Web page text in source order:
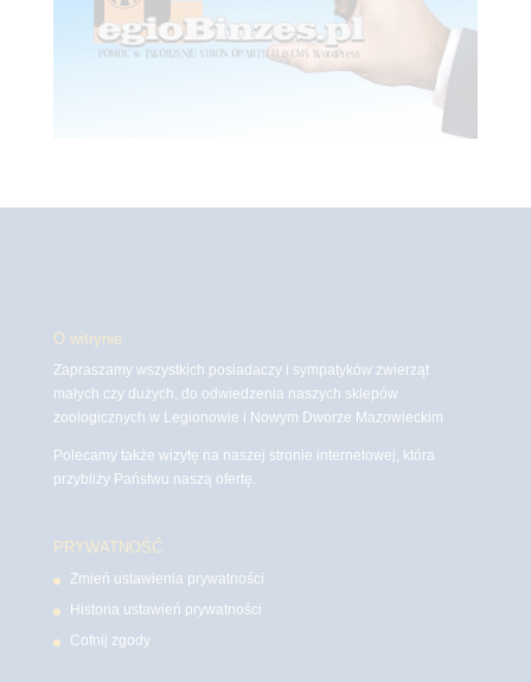
O witrynie
Zapraszamy wszystkich posiadaczy i sympatyków zwierząt
małych czy dużych, do odwiedzenia naszych sklepów
zoologicznych w Legionowie i Nowym Dworze Mazowieckim
Polecamy także wizytę na naszej stronie internetowej, która
przybliży Państwu naszą ofertę.
PRYWATNOŚĆ
Zmień ustawienia prywatności
Historia ustawień prywatności
Cofnij zgody